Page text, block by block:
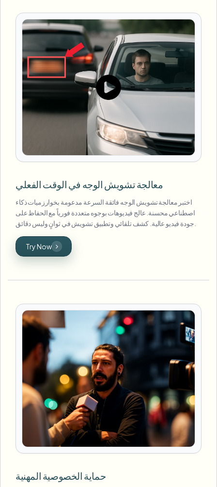
معالجة تشويش الوجه في الوقت الفعلي
اختبر معالجة تشويش الوجه فائقة السرعة مدعومة بخوارزميات ذكاء
اصطناعي محسنة. عالج فيديوهات بوجوه متعددة فورياً مع الحفاظ على
Try Now
حماية الخصوصية المهنية